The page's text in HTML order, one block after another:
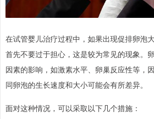
在试管婴儿治疗过程中，如果出现促排卵泡
首先不要过于担心，这是较为常见的现象。
因素的影响，如激素水平、卵巢反应性等，
同卵泡的生长速度和大小可能会有所差异。
面对这种情况，可以采取以下几个措施：